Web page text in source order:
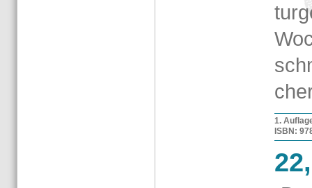
1.
ISBN: